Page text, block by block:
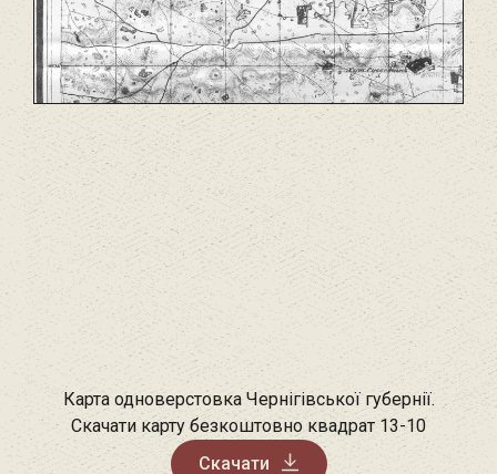
Карта одноверстовка Чернігівської губернії.
Скачати карту безкоштовно квадрат 13-10
Скачати